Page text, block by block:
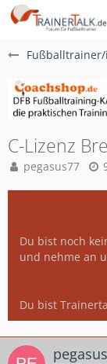
C-Lizenz
pegasus77
Du bist noch
und nehme an
Du bist